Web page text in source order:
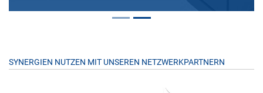
SYNERGIEN NUTZEN MIT UNSEREN NETZWERKPARTNERN